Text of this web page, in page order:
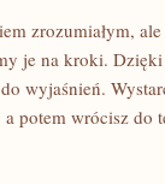
zrozumiałym,
je na kroki.
wyjaśnień.
potem wrócisz do